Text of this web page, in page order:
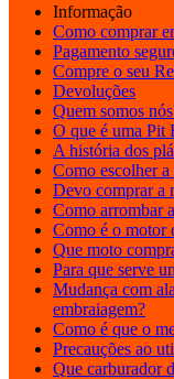
Informação
Como comprar
Pagamento
Compre o seu
Devoluções
Quem somos
O que é uma Pit
A história dos
Como escolher
Devo comprar a
Como arrombar
Como é o motor
Que moto
Para que serve
Mudança com
embraiagem?
Como é que o
Precauções ao
Que carburador